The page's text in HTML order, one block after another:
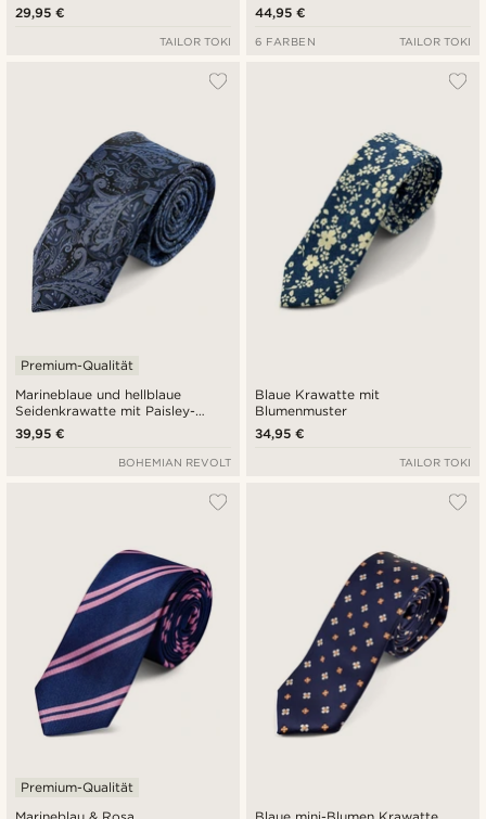
29,95 €
TAILOR TOKI
44,95 €
6 FARBEN TAILOR TOKI
Marineblaue und hellblaue
Seidenkrawatte mit Paisley-
Muster | 6 cm
Premium-Qualität
39,95 €
BOHEMIAN REVOLT
Blaue Krawatte mit
Blumenmuster
34,95 €
TAILOR TOKI
Premium-Qualität